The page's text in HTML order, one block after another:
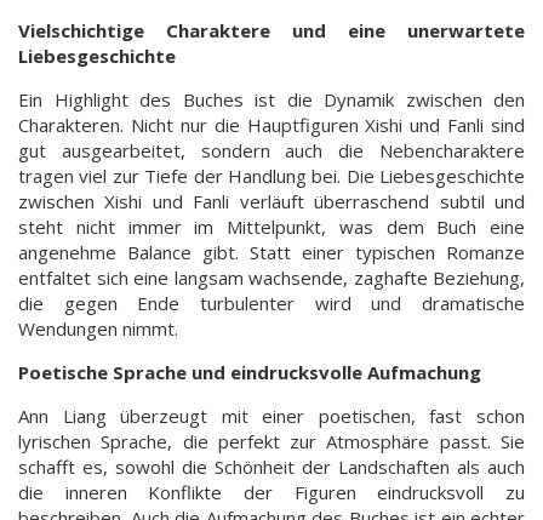
Vielschichtige Charaktere und eine unerwartete
Liebesgeschichte
Ein Highlight des Buches ist die Dynamik zwischen den
Charakteren. Nicht nur die Hauptfiguren Xishi und Fanli sind
gut ausgearbeitet, sondern auch die Nebencharaktere
tragen viel zur Tiefe der Handlung bei. Die Liebesgeschichte
zwischen Xishi und Fanli verläuft überraschend subtil und
steht nicht immer im Mittelpunkt, was dem Buch eine
angenehme Balance gibt. Statt einer typischen Romanze
entfaltet sich eine langsam wachsende, zaghafte Beziehung,
die gegen Ende turbulenter wird und dramatische
Wendungen nimmt.
Poetische Sprache und eindrucksvolle Aufmachung
Ann Liang überzeugt mit einer poetischen, fast schon
lyrischen Sprache, die perfekt zur Atmosphäre passt. Sie
schafft es, sowohl die Schönheit der Landschaften als auch
die inneren Konflikte der Figuren eindrucksvoll zu